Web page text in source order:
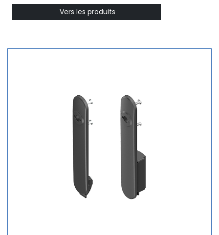
​​ Vers les produits